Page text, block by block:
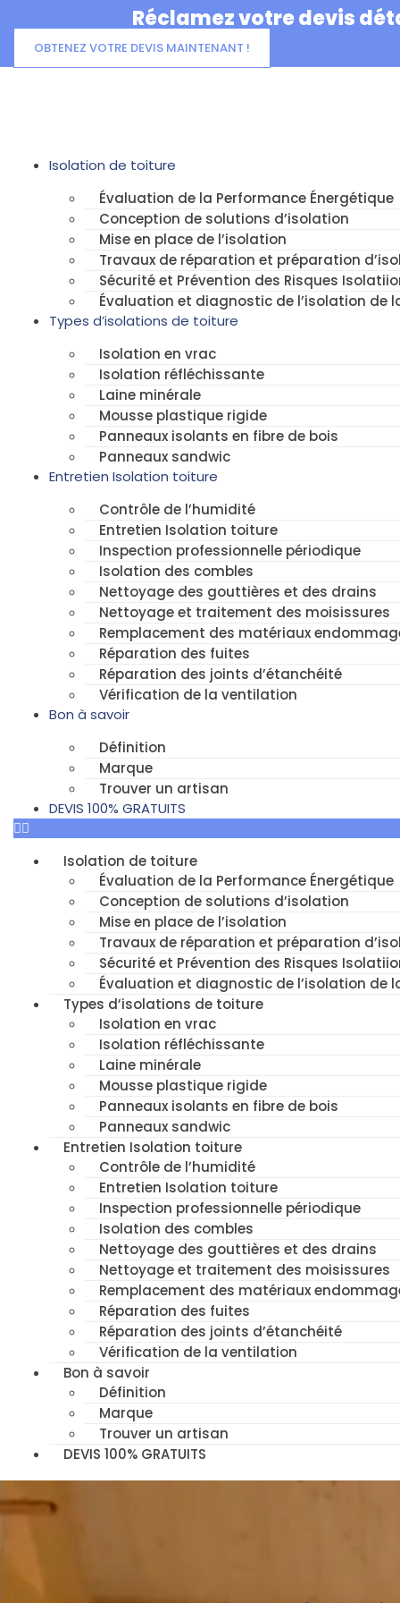
au
contenu
Réclamez votre devis
OBTENEZ VOTRE DEVIS MAINTENANT !
Isolation de toiture
Évaluation de la Performance Énergétique
Conception de solutions d’isolation
Mise en place de l’isolation
Travaux de réparation et préparation
Sécurité et Prévention des Risques
Évaluation et diagnostic de l’isolation de
Types d’isolations de toiture
Isolation en vrac
Isolation réfléchissante
Laine minérale
Mousse plastique rigide
Panneaux isolants en fibre de bois
Panneaux sandwic
Entretien Isolation toiture
Contrôle de l’humidité
Entretien Isolation toiture
Inspection professionnelle périodique
Isolation des combles
Nettoyage des gouttières et des drains
Nettoyage et traitement des moisissures
Remplacement des matériaux
Réparation des fuites
Réparation des joints d’étanchéité
Vérification de la ventilation
Bon à savoir
Définition
Marque
Trouver un artisan
DEVIS 100% GRATUITS
Isolation de toiture
Évaluation de la Performance Énergétique
Conception de solutions d’isolation
Mise en place de l’isolation
Travaux de réparation et préparation
Sécurité et Prévention des Risques
Évaluation et diagnostic de l’isolation de
Types d’isolations de toiture
Isolation en vrac
Isolation réfléchissante
Laine minérale
Mousse plastique rigide
Panneaux isolants en fibre de bois
Panneaux sandwic
Entretien Isolation toiture
Contrôle de l’humidité
Entretien Isolation toiture
Inspection professionnelle périodique
Isolation des combles
Nettoyage des gouttières et des drains
Nettoyage et traitement des moisissures
Remplacement des matériaux
Réparation des fuites
Réparation des joints d’étanchéité
Vérification de la ventilation
Bon à savoir
Définition
Marque
Trouver un artisan
DEVIS 100% GRATUITS